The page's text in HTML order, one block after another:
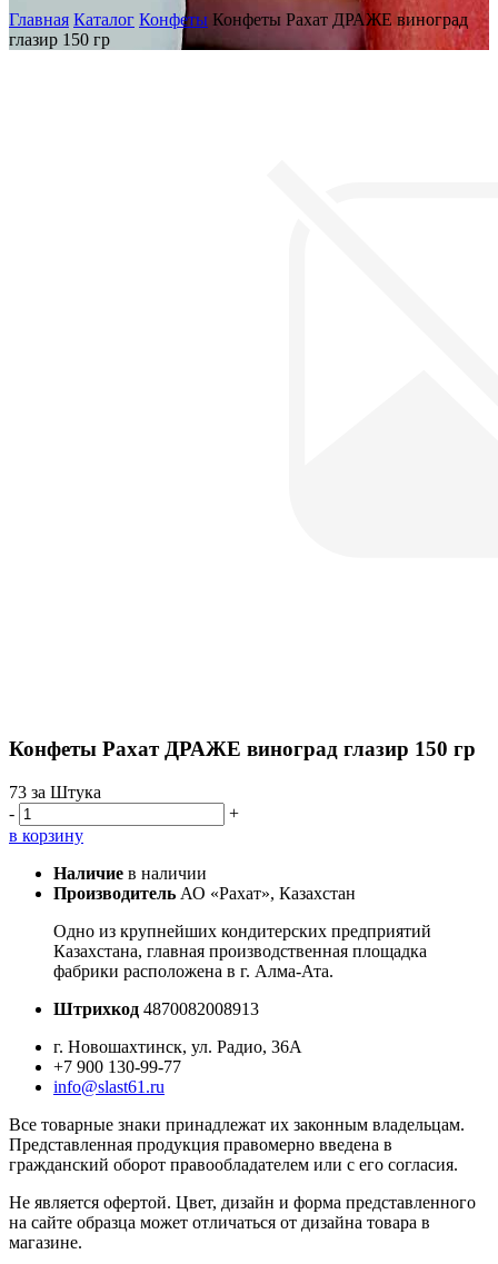
Главная Каталог Конфеты Конфеты Рахат ДРАЖЕ виноград
глазир 150 гр
Конфеты Рахат ДРАЖЕ виноград глазир 150 гр
73 за Штука
-
+
в корзину
Наличие в наличии
Производитель АО «Рахат», Казахстан
Одно из крупнейших кондитерских предприятий
Казахстана, главная производственная площадка
фабрики расположена в г. Алма-Ата.
Штрихкод 4870082008913
г. Новошахтинск, ул. Радио, 36А
+7 900 130-99-77
info@slast61.ru
Все товарные знаки принадлежат их законным владельцам.
Представленная продукция правомерно введена в
гражданский оборот правообладателем или с его согласия.
Не является офертой. Цвет, дизайн и форма представленного
на сайте образца может отличаться от дизайна товара в
магазине.